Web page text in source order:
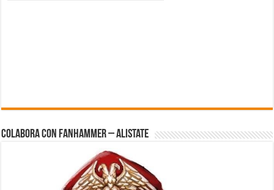
Colabora con FanHammer – Alistate